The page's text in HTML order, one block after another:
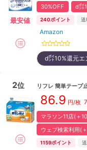
最安値
30%OFF d㌽
240ポイント 送
Amazon
d㌽10%還元
2位 リフレ 簡単テープ
86.9 円/枚
マラソン11店(＋
ウェブ検索利用(
1159ポイント